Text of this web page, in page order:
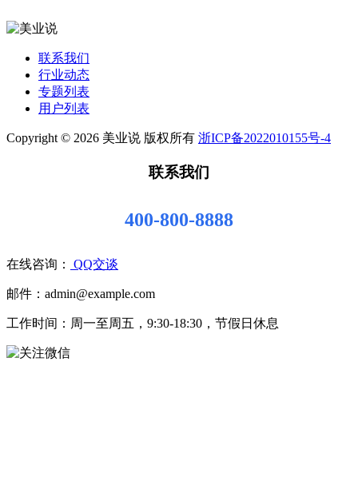
联系我们
行业动态
专题列表
用户列表
Copyright © 2026 美业说 版权所有 浙ICP备2022010155号-4
联系我们
400-800-8888
在线咨询： QQ交谈
邮件：admin@example.com
工作时间：周一至周五，9:30-18:30，节假日休息